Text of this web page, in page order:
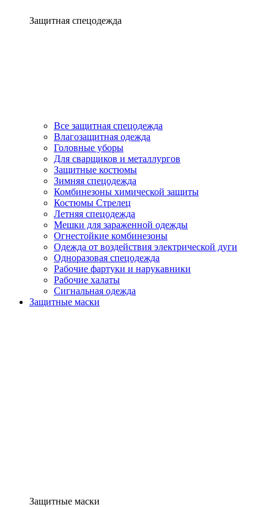
Защитная спецодежда
Все защитная спецодежда
Влагозащитная одежда
Головные уборы
Для сварщиков и металлургов
Защитные костюмы
Зимняя спецодежда
Комбинезоны химической защиты
Костюмы Стрелец
Летняя спецодежда
Мешки для зараженной одежды
Огнестойкие комбинезоны
Одежда от воздействия электрической дуги
Одноразовая спецодежда
Рабочие фартуки и нарукавники
Рабочие халаты
Сигнальная одежда
Защитные маски
Защитные маски